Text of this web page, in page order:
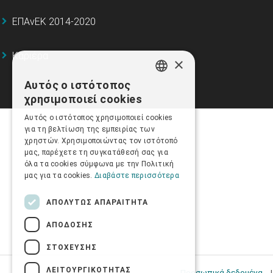
ΕΠΑνΕΚ 2014-2020
Καριέρα ×
Αυτός ο ιστότοπος
χρησιμοποιεί cookies
Αυτός ο ιστότοπος χρησιμοποιεί cookies
για τη βελτίωση της εμπειρίας των
χρηστών. Χρησιμοποιώντας τον ιστότοπό
μας, παρέχετε τη συγκατάθεσή σας για
όλα τα cookies σύμφωνα με την Πολιτική
μας για τα cookies. Διαβάστε περισσότερα
ΑΠΟΛΎΤΩΣ ΑΠΑΡΑΊΤΗΤΑ
ΑΠΌΔΟΣΗΣ
ΣΤΌΧΕΥΣΗΣ
ΛΕΙΤΟΥΡΓΙΚΌΤΗΤΑΣ